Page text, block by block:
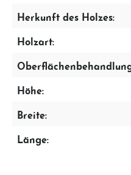
Herkunft des Holzes:
Holzart:
Höhe:
Breite:
Länge: